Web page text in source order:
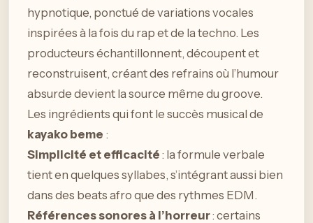
hypnotique, ponctué de variations vocales
inspirées à la fois du rap et de la techno. Les
producteurs échantillonnent, découpent et
reconstruisent, créant des refrains où l’humour
absurde devient la source même du groove.
Les ingrédients qui font le succès musical de
kayako beme :
Simplicité et efficacité : la formule verbale
tient en quelques syllabes, s’intégrant aussi bien
dans des beats afro que des rythmes EDM.
Références sonores à l’horreur: certains